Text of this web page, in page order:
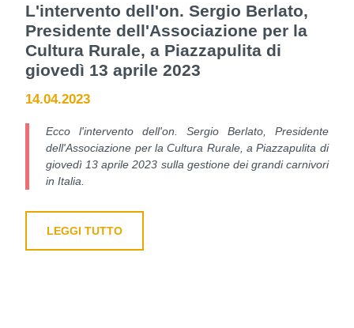
L'intervento dell'on. Sergio Berlato,
Presidente dell'Associazione per la
Cultura Rurale, a Piazzapulita di
giovedì 13 aprile 2023
14.04.2023
Ecco l'intervento dell'on. Sergio Berlato, Presidente
dell'Associazione per la Cultura Rurale, a Piazzapulita di
giovedì 13 aprile 2023 sulla gestione dei grandi carnivori
in Italia.
LEGGI TUTTO